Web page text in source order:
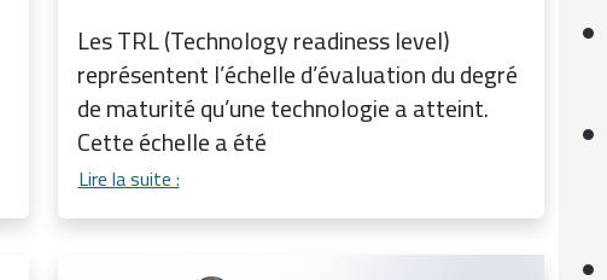
Les TRL (Technology readiness level)
représentent l’échelle d’évaluation du degré
de maturité qu’une technologie a atteint.
Cette échelle a été
Lire la suite :